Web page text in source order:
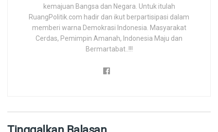
kemajuan Bangsa dan Negara. Untuk itulah
RuangPolitik.com hadir dan ikut berpartisipasi dalam
memberi warna Demokrasi Indonesia. Masyarakat
Cerdas, Pemimpin Amanah, Indonesia Maju dan
Bermartabat..!!!